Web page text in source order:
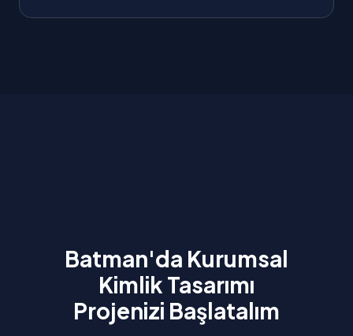
Batman'da Kurumsal
Kimlik Tasarımı
Projenizi Başlatalım